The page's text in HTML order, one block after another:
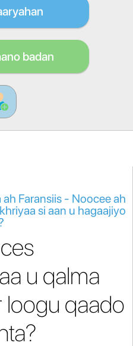
badan
Faransiis - Noocee ah
si aan u hagaajiyo
u qalma
loogu qaado